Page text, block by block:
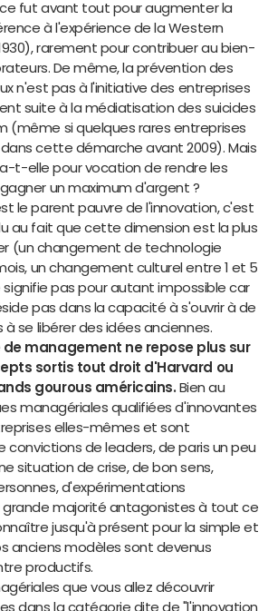
ce fut avant tout pour augmenter la
à l'expérience de la Western
rarement pour contribuer au bien-
De même, la prévention des
n'est pas à l'initiative des entreprises
suite à la médiatisation des suicides
(même si quelques rares entreprises
cette démarche avant 2009). Mais
t-elle pour vocation de rendre les
un maximum d'argent ?
le parent pauvre de l'innovation, c'est
au fait que cette dimension est la plus
(un changement de technologie
un changement culturel entre 1 et 5
signifie pas pour autant impossible car
pas dans la capacité à s'ouvrir à de
à se libérer des idées anciennes.
de management ne repose plus sur
sortis tout droit d'Harvard ou
gourous américains. Bien au
managériales qualifiées d'innovantes
elles-mêmes et sont
convictions de leaders, de paris un peu
situation de crise, de bon sens,
d'expérimentations
grande majorité antagonistes à tout ce
jusqu'à présent pour la simple et
anciens modèles sont devenus
productifs.
que vous allez découvrir
dans la catégorie dite de "l'innovation